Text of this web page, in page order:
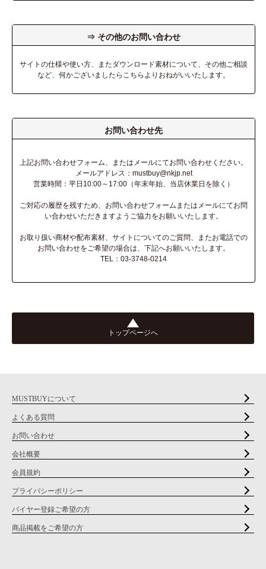
⇒ その他のお問い合わせ
サイトの仕様や使い方、またダウンロード素材について、その他ご相談
など、何かございましたらこちらよりおねがいいたします。
お問い合わせ先
上記お問い合わせフォーム、またはメールにてお問い合わせください。
メールアドレス：mustbuy@nkjp.net
営業時間：平日10:00～17:00（年末年始、当店休業日を除く）
ご対応の履歴を残すため、お問い合わせフォームまたはメールにてお問
い合わせいただきますようご協力をお願いいたします。
お取り扱い商材や配布素材、サイトについてのご質問、またお電話での
お問い合わせをご希望の場合は、下記へお願いいたします。
TEL：03-3748-0214
トップページへ
MUSTBUYについて
よくある質問
お問い合わせ
会社概要
会員規約
プライバシーポリシー
バイヤー登録ご希望の方
商品掲載をご希望の方